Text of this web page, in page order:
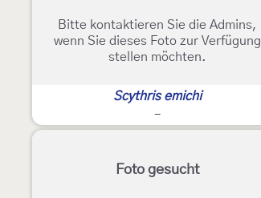
Bitte kontaktieren Sie die Admins,
wenn Sie dieses Foto zur Verfügung
stellen möchten.
Scythris emichi
-
Foto gesucht